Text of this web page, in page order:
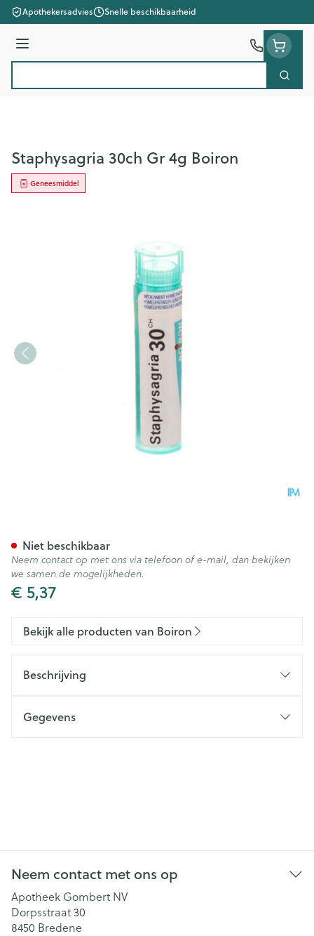
Ga naar de inhoud
Apothekersadvies Snelle beschikbaarheid
Menu
Zoek
Staphysagria 30ch Gr 4g Boiron
Geneesmiddel
€ 5,37
Niet beschikbaar
Neem contact op met ons via telefoon of e-mail, dan bekijken
we samen de mogelijkheden.
Bekijk alle producten van Boiron
Beschrijving
Gegevens
Neem contact met ons op
Apotheek Gombert NV
Dorpsstraat 30
8450 Bredene